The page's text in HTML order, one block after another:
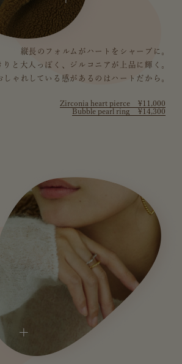
縦長のフォルムがハートをシャープに。
と大人っぽく、ジルコニアが上品に輝く。
しゃれしている感があるのはハートだから。
Zirconia heart pierce ¥11,000
Bubble pearl ring ¥14,300
+